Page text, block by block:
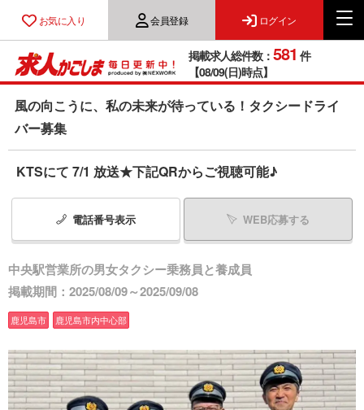
お気に入り 会員登録 ログイン
掲載求人総件数： 581 件
【08/09(日)時点】
風の向こうに、私の未来が待っている！タクシードライ
バー募集
KTSにて 7/1 放送★下記QRからご視聴可能♪
電話番号表示 WEB応募する
中央駅営業所の男女タクシー乗務員と養成員
掲載期間：2025/08/09～2025/09/08
鹿児島市 鹿児島市内中心部